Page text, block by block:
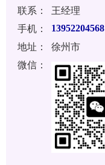
联系：
王经理
手机：
13952204568
地址：
徐州市
微信：